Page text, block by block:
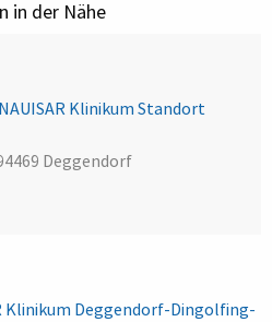
in der Nähe
Klinikum Standort
Deggendorf
Klinikum Deggendorf-Dingolfing-